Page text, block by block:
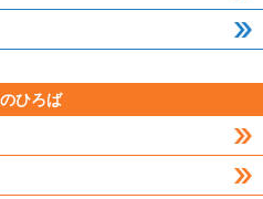
ひろば